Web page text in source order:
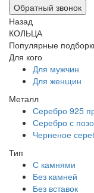
Обратный звонок
Назад
КОЛЬЦА
Популярные
Для кого
Для мужчин
Для женщин
Металл
Серебро 925
Серебро с
Черненое
Тип
С камнями
Без камней
Без вставок